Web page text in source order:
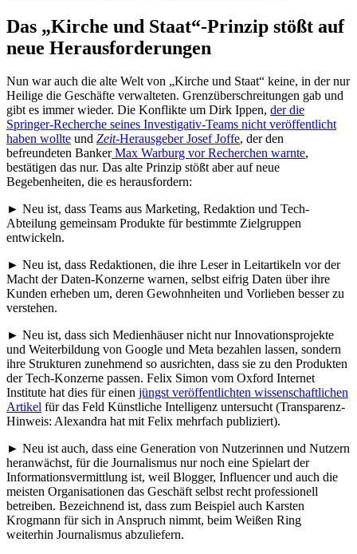
Das „Kirche und Staat“-Prinzip stößt auf
neue Herausforderungen
Nun war auch die alte Welt von „Kirche und Staat“ keine, in der nur
Heilige die Geschäfte verwalteten. Grenzüberschreitungen gab und
gibt es immer wieder. Die Konflikte um Dirk Ippen, der die
Springer-Recherche seines Investigativ-Teams nicht veröffentlicht
haben wollte und Zeit-Herausgeber Josef Joffe, der den
befreundeten BankerMax Warburg vor Recherchen warnte,
bestätigen das nur. Das alte Prinzip stößt aber auf neue
Begebenheiten, die es herausfordern:
► Neu ist, dass Teams aus Marketing, Redaktion und Tech-
Abteilung gemeinsam Produkte für bestimmte Zielgruppen
entwickeln.
► Neu ist, dass Redaktionen, die ihre Leser in Leitartikeln vor der
Macht der Daten-Konzerne warnen, selbst eifrig Daten über ihre
Kunden erheben um, deren Gewohnheiten und Vorlieben besser zu
verstehen.
► Neu ist, dass sich Medienhäuser nicht nur Innovationsprojekte
und Weiterbildung von Google und Meta bezahlen lassen, sondern
ihre Strukturen zunehmend so ausrichten, dass sie zu den Produkten
der Tech-Konzerne passen. Felix Simon vom Oxford Internet
Institute hat dies für einen jüngst veröffentlichten wissenschaftlichen
Artikel für das Feld Künstliche Intelligenz untersucht (Transparenz-
Hinweis: Alexandra hat mit Felix mehrfach publiziert).
► Neu ist auch, dass eine Generation von Nutzerinnen und Nutzern
heranwächst, für die Journalismus nur noch eine Spielart der
Informationsvermittlung ist, weil Blogger, Influencer und auch die
meisten Organisationen das Geschäft selbst recht professionell
betreiben. Bezeichnend ist, dass zum Beispiel auch Karsten
Krogmann für sich in Anspruch nimmt, beim Weißen Ring
weiterhin Journalismus abzuliefern.